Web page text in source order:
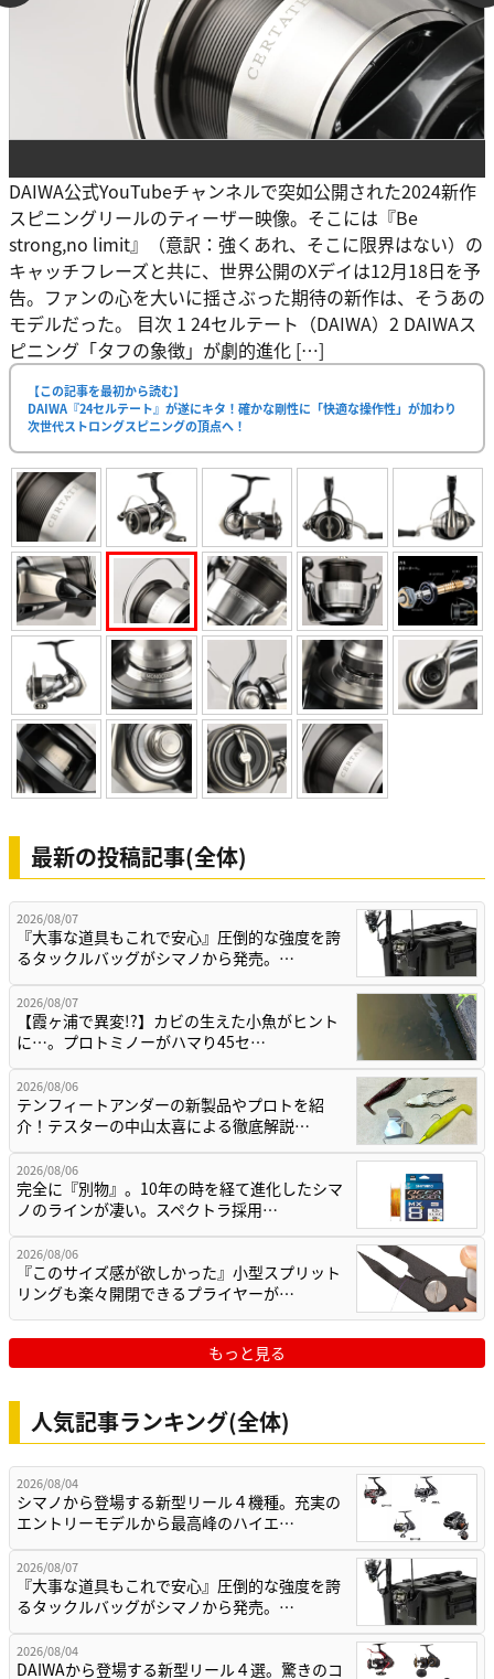
DAIWA公式YouTubeチャンネルで突如公開された2024新作
スピニングリールのティーザー映像。そこには『Be
strong,no limit』（意訳：強くあれ、そこに限界はない）の
キャッチフレーズと共に、世界公開のXデイは12月18日を予
告。ファンの心を大いに揺さぶった期待の新作は、そうあの
モデルだった。 目次 1 24セルテート（DAIWA）2 DAIWAス
ピニング「タフの象徴」が劇的進化 […]
【この記事を最初から読む】
DAIWA『24セルテート』が遂にキタ！確かな剛性に「快適な操作性」が加わり
次世代ストロングスピニングの頂点へ！
最新の投稿記事(全体)
2026/08/07
『大事な道具もこれで安心』圧倒的な強度を誇
るタックルバッグがシマノから発売。…
2026/08/07
【霞ヶ浦で異変!?】カビの生えた小魚がヒント
に…。プロトミノーがハマり45セ…
2026/08/06
テンフィートアンダーの新製品やプロトを紹
介！テスターの中山太喜による徹底解説…
2026/08/06
完全に『別物』。10年の時を経て進化したシマ
ノのラインが凄い。スペクトラ採用…
2026/08/06
『このサイズ感が欲しかった』小型スプリット
リングも楽々開閉できるプライヤーが…
もっと見る
人気記事ランキング(全体)
2026/08/04
シマノから登場する新型リール４機種。充実の
エントリーモデルから最高峰のハイエ…
2026/08/07
『大事な道具もこれで安心』圧倒的な強度を誇
るタックルバッグがシマノから発売。…
2026/08/04
DAIWAから登場する新型リール４選。驚きのコ